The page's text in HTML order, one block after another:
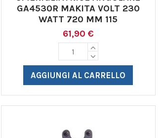
GA4530R MAKITA VOLT 230
WATT 720 MM 115
61,90 €
AGGIUNGI AL CARRELLO